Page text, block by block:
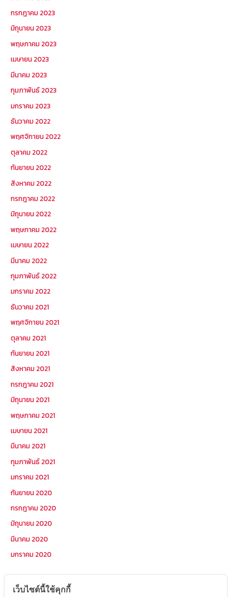
กรกฎาคม 2023
มิถุนายน 2023
พฤษภาคม 2023
เมษายน 2023
มีนาคม 2023
กุมภาพันธ์ 2023
มกราคม 2023
ธันวาคม 2022
พฤศจิกายน 2022
ตุลาคม 2022
กันยายน 2022
สิงหาคม 2022
กรกฎาคม 2022
มิถุนายน 2022
พฤษภาคม 2022
เมษายน 2022
มีนาคม 2022
กุมภาพันธ์ 2022
มกราคม 2022
ธันวาคม 2021
พฤศจิกายน 2021
ตุลาคม 2021
กันยายน 2021
สิงหาคม 2021
กรกฎาคม 2021
มิถุนายน 2021
พฤษภาคม 2021
เมษายน 2021
มีนาคม 2021
กุมภาพันธ์ 2021
มกราคม 2021
กันยายน 2020
กรกฎาคม 2020
มิถุนายน 2020
มีนาคม 2020
มกราคม 2020
หมวดหมู่
เว็บไซต์นี้ใช้คุกกี้